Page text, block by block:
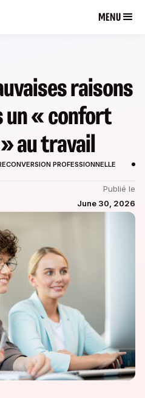
MENU
raisons
un « confort
au travail
PROFESSIONNELLE
Publié le
June 30, 2026